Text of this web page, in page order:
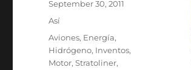
Posted
September 30, 2011
Categories
Así
Tags
Aviones, Energía,
Hidrógeno, Inventos,
Motor,Stratoliner,